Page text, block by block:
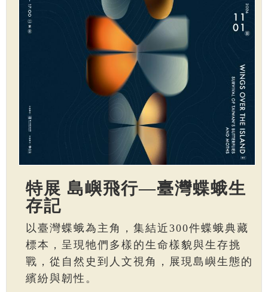
特展 島嶼飛行—臺灣蝶蛾生
存記
以臺灣蝶蛾為主角，集結近300件蝶蛾典藏
標本，呈現牠們多樣的生命樣貌與生存挑
戰，從自然史到人文視角，展現島嶼生態的
繽紛與韌性。